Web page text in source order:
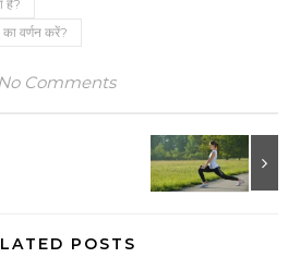
है?
का वर्णन करें?
No Comments
POSTS